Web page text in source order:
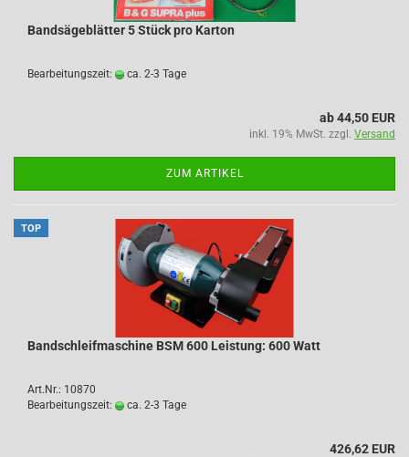
Bandsägeblätter 5 Stück pro Karton
Bearbeitungszeit: ca. 2-3 Tage
ab 44,50 EUR
inkl. 19% MwSt. zzgl. Versand
ZUM ARTIKEL
TOP
Bandschleifmaschine BSM 600 Leistung: 600 Watt
Art.Nr.: 10870
Bearbeitungszeit:
ca. 2-3 Tage
426,62 EUR